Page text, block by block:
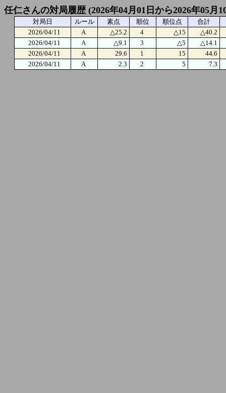
任仁さんの対局履歴 (2026年04月01日から2026年05月
対局日 ルール 素点 順位 順位点
合計
2026/04/11
A △25.2 4 △15
△40.2
2026/04/11
A △9.1 3 △5
△14.1
2026/04/11
A 29.6 1 15
44.6
2026/04/11
A 2.3 2 5 7.3